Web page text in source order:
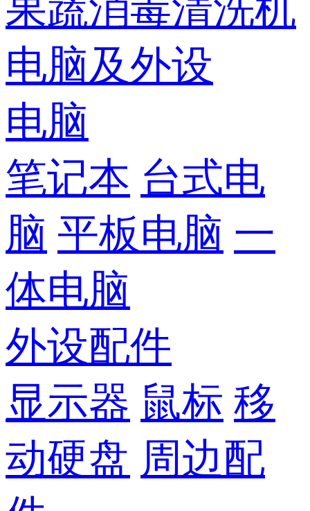
果蔬消毒清洗机
电脑及外设
电脑
笔记本 台式电
脑 平板电脑 一
体电脑
外设配件
显示器 鼠标 移
动硬盘 周边配